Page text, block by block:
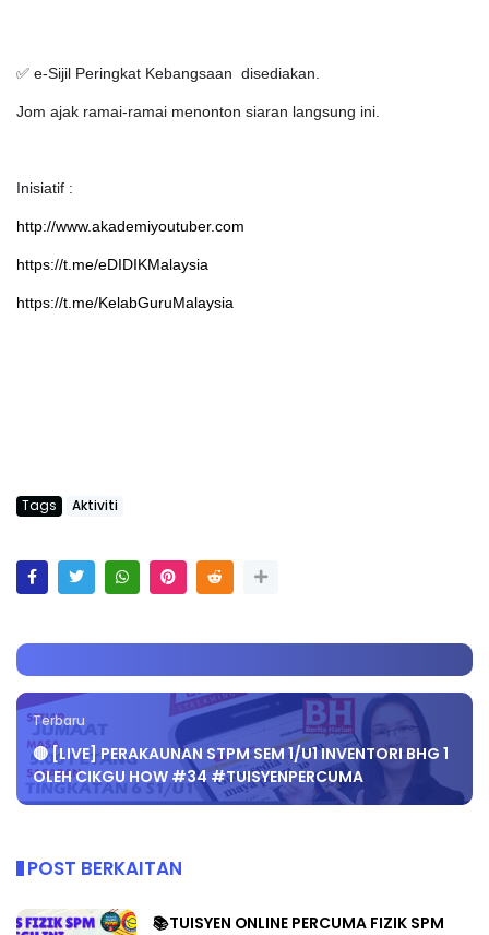
✅ e-Sijil Peringkat Kebangsaan disediakan.
Jom ajak ramai-ramai menonton siaran langsung ini.
Inisiatif :
http://www.akademiyoutuber.com
https://t.me/eDIDIKMalaysia
https://t.me/KelabGuruMalaysia
Tags Aktiviti
Terbaru
🔴 [LIVE] PERAKAUNAN STPM SEM 1/U1 INVENTORI BHG 1
OLEH CIKGU HOW #34 #TUISYENPERCUMA
POST BERKAITAN
📚TUISYEN ONLINE PERCUMA FIZIK SPM